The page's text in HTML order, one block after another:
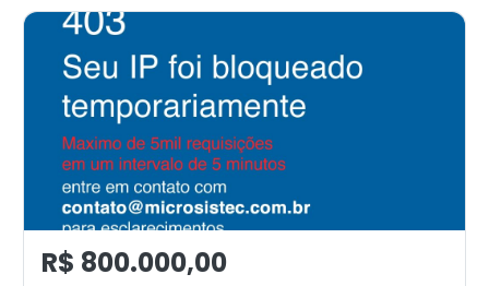
R$ 800.000,00